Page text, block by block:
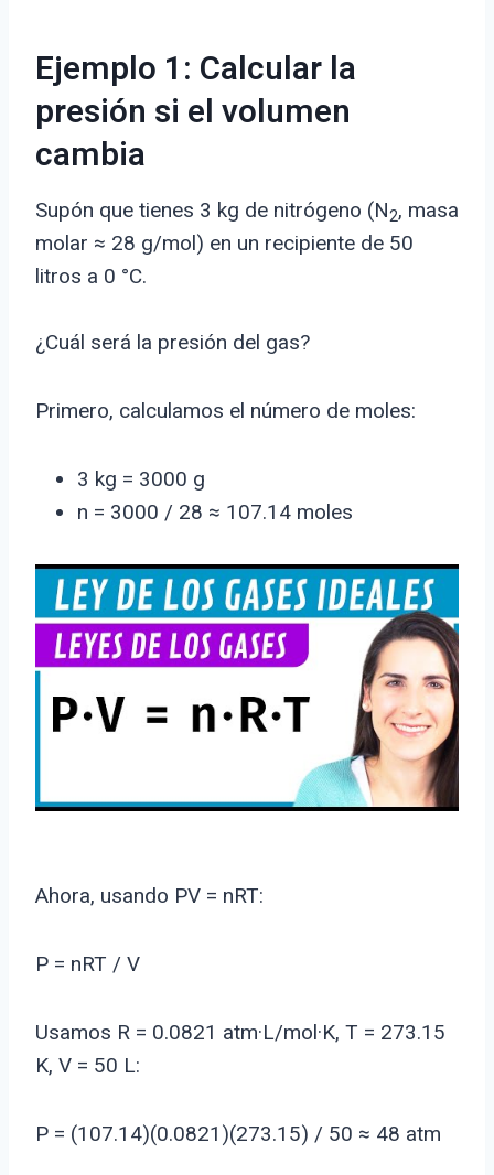
Ejemplo 1: Calcular la
presión si el volumen
cambia
Supón que tienes 3 kg de nitrógeno (N2, masa
molar ≈ 28 g/mol) en un recipiente de 50
litros a 0 °C.
¿Cuál será la presión del gas?
Primero, calculamos el número de moles:
3 kg = 3000 g
n = 3000 / 28 ≈ 107.14 moles
Ahora, usando PV = nRT:
P = nRT / V
Usamos R = 0.0821 atm·L/mol·K, T = 273.15
K, V = 50 L:
P = (107.14)(0.0821)(273.15) / 50 ≈ 48 atm